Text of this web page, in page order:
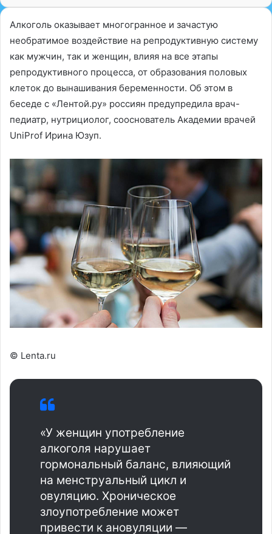
Алкоголь оказывает многогранное и зачастую
необратимое воздействие на репродуктивную систему
как мужчин, так и женщин, влияя на все этапы
репродуктивного процесса, от образования половых
клеток до вынашивания беременности. Об этом в
беседе с «Лентой.ру» россиян предупредила врач-
педиатр, нутрициолог, сооснователь Академии врачей
UniProf Ирина Юзуп.
© Lenta.ru
«У женщин употребление
алкоголя нарушает
гормональный баланс, влияющий
на менструальный цикл и
овуляцию. Хроническое
злоупотребление может
привести к ановуляции —